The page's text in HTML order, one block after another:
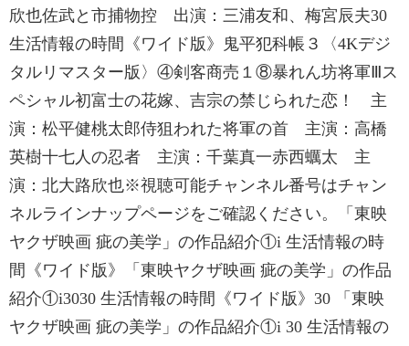
欣也佐武と市捕物控 出演：三浦友和、梅宮辰夫30
生活情報の時間《ワイド版》鬼平犯科帳３〈4Kデジ
タルリマスター版〉④剣客商売１⑧暴れん坊将軍Ⅲス
ペシャル初富士の花嫁、吉宗の禁じられた恋！ 主
演：松平健桃太郎侍狙われた将軍の首 主演：高橋
英樹十七人の忍者 主演：千葉真一赤西蠣太 主
演：北大路欣也※視聴可能チャンネル番号はチャン
ネルラインナップページをご確認ください。「東映
ヤクザ映画 疵の美学」の作品紹介①i 生活情報の時
間《ワイド版》「東映ヤクザ映画 疵の美学」の作品
紹介①i3030 生活情報の時間《ワイド版》30 「東映
ヤクザ映画 疵の美学」の作品紹介①i 30 生活情報の